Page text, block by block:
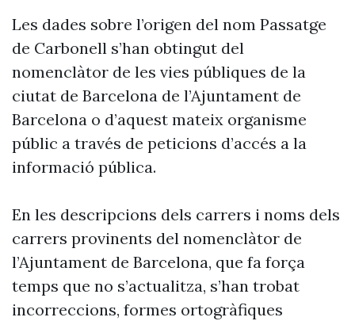
Les dades sobre l’origen del nom Passatge
de Carbonell s’han obtingut del
nomenclàtor de les vies públiques de la
ciutat de Barcelona de l’Ajuntament de
Barcelona o d’aquest mateix organisme
públic a través de peticions d’accés a la
informació pública.
En les descripcions dels carrers i noms dels
carrers provinents del nomenclàtor de
l’Ajuntament de Barcelona, que fa força
temps que no s’actualitza, s’han trobat
incorreccions, formes ortogràfiques